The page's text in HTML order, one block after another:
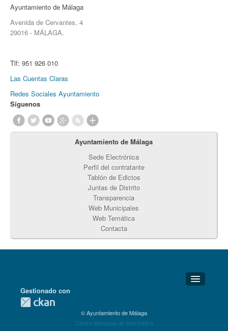
Ayuntamiento de Málaga
Avenida de Cervantes, 4
29016 - MÁLAGA.
Tlf: 951 926 010
Las Cuentas Claras
Redes Sociales Ayuntamiento
Síguenos
Ayuntamiento de Málaga
Sede Electrónica
Perfil del contratante
Tablón de Edictos
Juntas de Distrito
Transparencia
Web Municipales
Web Temática
Contacta
Detalles Técnicos
Gestionado con
© Ayuntamiento de Málaga
Centro Municipal de Informática